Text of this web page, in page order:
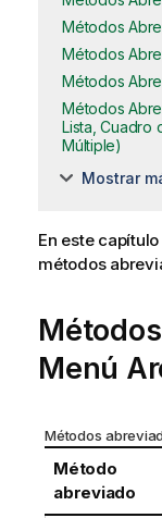
Métodos
Métodos
Métodos
Métodos
Lista, Cuadro
Múltiple)
Mostrar
En este
métodos
Menú
Métodos
Método
abreviado